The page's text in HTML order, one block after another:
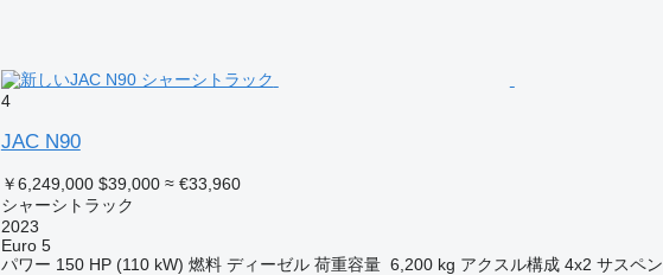
4
JAC N90
￥6,249,000 $39,000 ≈ €33,960
シャーシトラック
2023
Euro 5
パワー 150 HP (110 kW) 燃料 ディーゼル 荷重容量 6,200 kg アクスル構成 4x2 サスペ